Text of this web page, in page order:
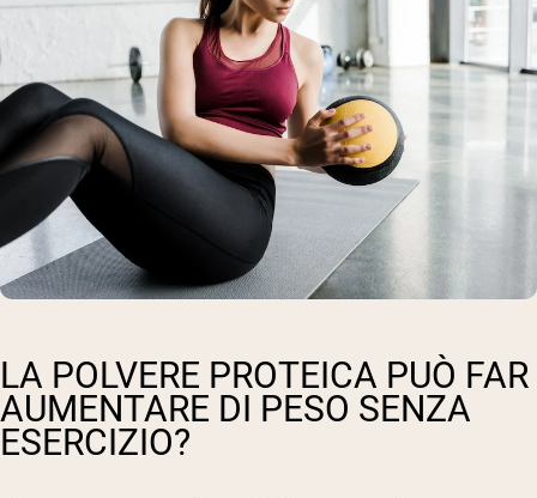
LA POLVERE PROTEICA PUÒ FAR
AUMENTARE DI PESO SENZA
ESERCIZIO?